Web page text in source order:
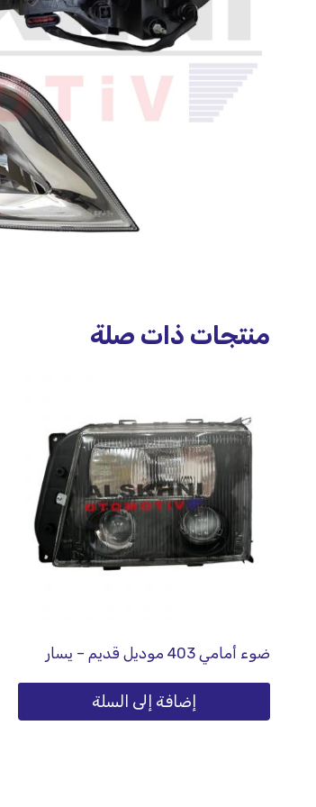
منتجات ذات صلة
ضوء أمامي 403 موديل قديم – يسار
إضافة إلى السلة